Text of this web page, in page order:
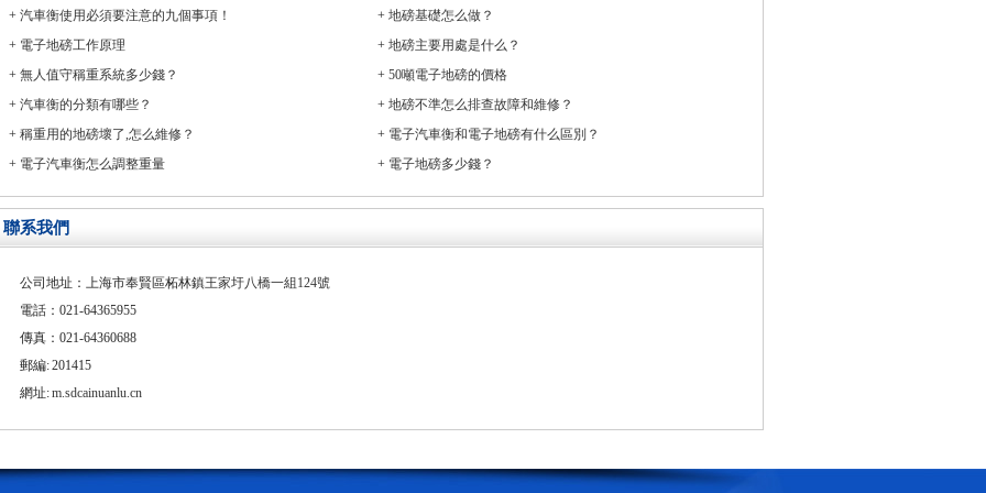
+ 汽車衡使用必須要注意的九個事項！ + 地磅基礎怎么做？
+ 電子地磅工作原理 + 地磅主要用處是什么？
+ 無人值守稱重系統多少錢？ + 50噸電子地磅的價格
+ 汽車衡的分類有哪些？ + 地磅不準怎么排查故障和維修？
+ 稱重用的地磅壞了,怎么維修？ + 電子汽車衡和電子地磅有什么區別？
+ 電子汽車衡怎么調整重量 + 電子地磅多少錢？
聯系我們
公司地址：上海市奉賢區柘林鎮王家圩八橋一組124號
電話：021-64365955
傳真：021-64360688
郵編: 201415
網址:m.sdcainuanlu.cn